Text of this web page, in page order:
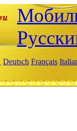
Deutsch Français